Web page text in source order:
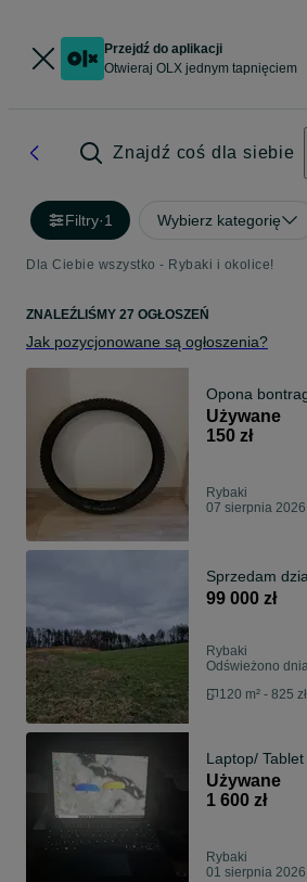
Przejdź do aplikacji
Otwieraj OLX jednym tapnięciem
Znajdź coś dla siebie
Filtry·1 Wybierz kategorię
Dla Ciebie wszystko - Rybaki i okolice!
ZNALEŹLIŚMY 27 OGŁOSZEŃ
Jak pozycjonowane są ogłoszenia?
Opona
Używane
150 zł
Rybaki
07 sierpnia 2026
Sprzedam
99 000 zł
Rybaki
Odświeżono
120 m² - 825
Laptop/
Używane
1 600 zł
Rybaki
01 sierpnia 2026